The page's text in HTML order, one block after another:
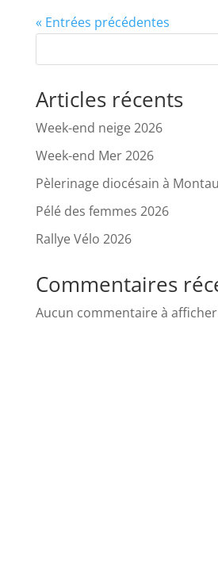
« Entrées précédentes
Articles récents
Week-end neige 2026
Week-end Mer 2026
Pèlerinage diocésain à
Pélé des femmes 2026
Rallye Vélo 2026
Commentaires
Aucun commentaire à